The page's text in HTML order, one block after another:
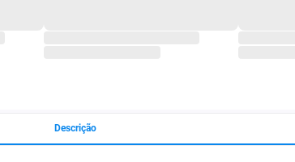
Descrição